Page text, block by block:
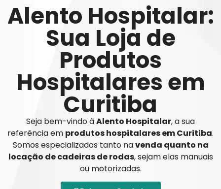
Alento Hospitalar:
Sua Loja de
Produtos
Hospitalares em
Curitiba
Seja bem-vindo àAlento Hospitalar, a sua
referência em produtos hospitalares em Curitiba.
Somos especializados tanto navenda quanto na
locação de cadeiras de rodas, sejam elas manuais
ou motorizadas.